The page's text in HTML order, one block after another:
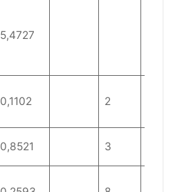
5,4727
0,1102 2
0,8521 3